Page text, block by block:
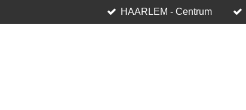
direct
HAARLEM - Centrum